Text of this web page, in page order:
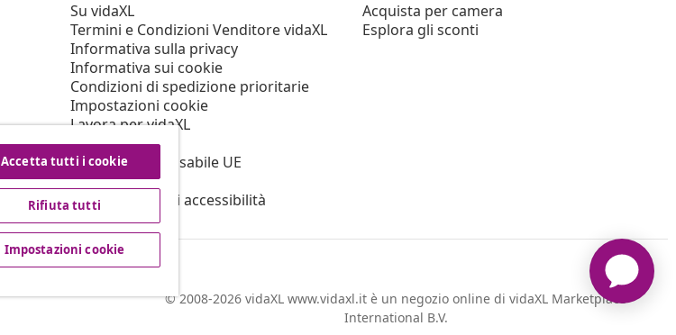
Su vidaXL
Termini e Condizioni Venditore vidaXL
Informativa sulla privacy
Informativa sui cookie
Condizioni di spedizione prioritarie
Impostazioni cookie
Lavora per vidaXL
Sicurezza
Persona responsabile UE
Politica di EPR
Dichiarazione di accessibilità
Acquista per camera
Esplora gli sconti
© 2008-2026 vidaXL www.vidaxl.it è un negozio online di vidaXL Marketplace
International B.V.
Accetta tutti i cookie
Rifiuta tutti
Impostazioni cookie